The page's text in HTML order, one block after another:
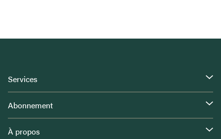
Services
Abonnement
À propos